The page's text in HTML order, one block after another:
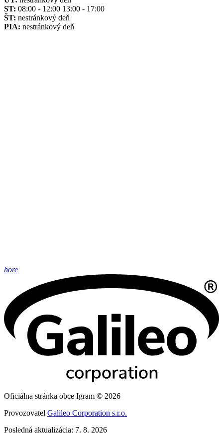
ST: 08:00 - 12:00 13:00 - 17:00
ŠT: nestránkový deň
PIA: nestránkový deň
hore
Oficiálna stránka obce Igram © 2026
Provozovatel Galileo Corporation s.r.o.
Posledná aktualizácia: 7. 8. 2026